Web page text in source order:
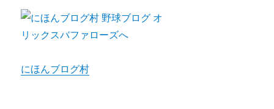
にほんブログ村